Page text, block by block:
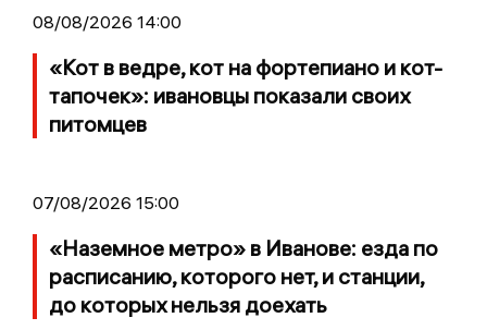
08/08/2026 14:00
«Кот в ведре, кот на фортепиано и кот-
тапочек»: ивановцы показали своих
питомцев
07/08/2026 15:00
«Наземное метро» в Иванове: езда по
расписанию, которого нет, и станции,
до которых нельзя доехать